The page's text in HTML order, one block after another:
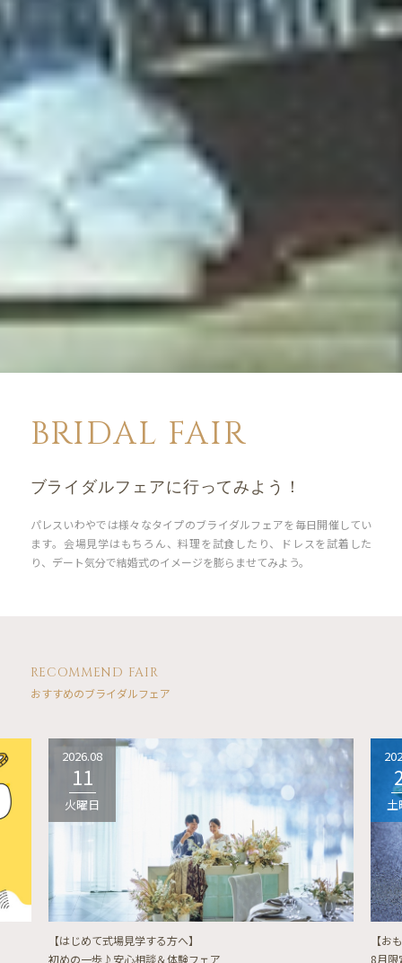
BRIDAL FAIR
ブライダルフェアに行ってみよう！
パレスいわやでは様々なタイプのブライダルフェアを毎日開催してい
ます。 会場見学はもちろん、料理を試食したり、ドレスを試着した
り、デート気分で結婚式のイメージを膨らませてみよう。
RECOMMEND FAIR
おすすめのブライダルフェア
2026.08
11
火曜日
【はじめて式場見学する方へ】
初めの一歩♪安心相談＆体験フェア
土
【お
8月限